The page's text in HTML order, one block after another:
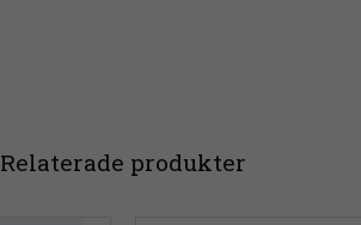
Relaterade produkter